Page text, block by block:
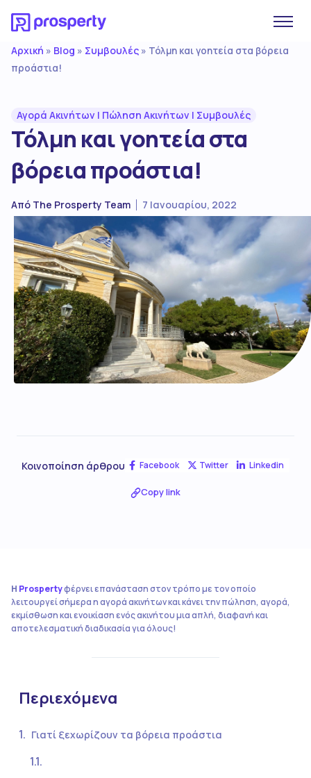
Αρχική » Blog » Συμβουλές » Τόλμη και γοητεία στα βόρεια
προάστια!
Αγορά Ακινήτων | Πώληση Ακινήτων | Συμβουλές
Τόλμη και γοητεία στα
βόρεια προάστια!
Από The Prosperty Team 7 Ιανουαρίου, 2022
Κοινοποίηση άρθρου Facebook Twitter Linkedin
Copy link
Η Prospertyφέρνει επανάσταση στον τρόπο με τον οποίο
λειτουργεί σήμερα η αγορά ακινήτων και κάνει την πώληση, αγορά,
εκμίσθωση και ενοικίαση ενός ακινήτου μια απλή, διαφανή και
αποτελεσματική διαδικασία για όλους!
Περιεχόμενα
Γιατί ξεχωρίζουν τα βόρεια προάστια